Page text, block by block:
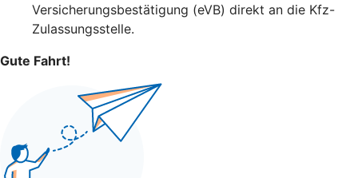
Versicherungsbestätigung (eVB) direkt an die Kfz-
Zulassungsstelle.
Gute Fahrt!